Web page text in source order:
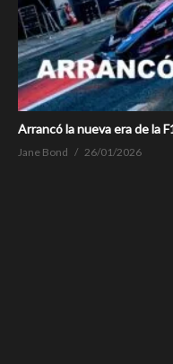
Arrancó la nueva era de la
Jane Bond 26/01/2026